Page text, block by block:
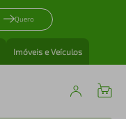
Quero
Imóveis e Veículos